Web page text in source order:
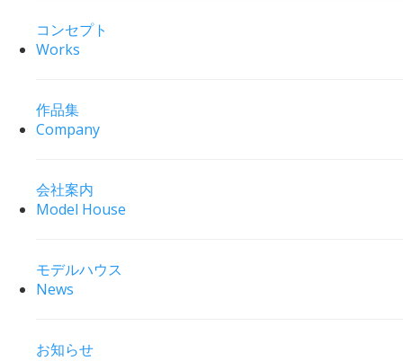
コンセプト
Works
作品集
Company
会社案内
Model House
モデルハウス
News
お知らせ